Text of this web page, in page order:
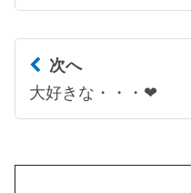
次へ
大好きな・・・❤